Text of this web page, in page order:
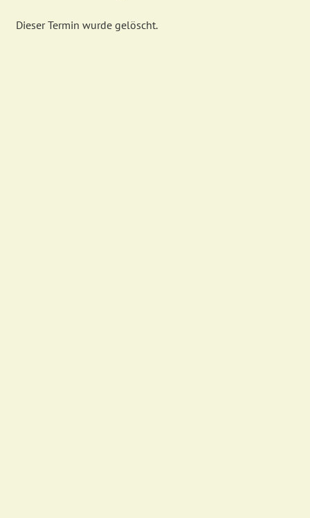
Dieser Termin wurde gelöscht.